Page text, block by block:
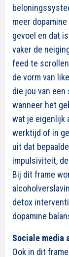
meer
gevoel en dat
vaker de
feed te
de vorm van
die jou van
wanneer het
wat je eigenlijk
werktijd of in
uit dat
impulsiviteit,
Bij dit frame
detox
dopamine
Sociale media
Ook in dit